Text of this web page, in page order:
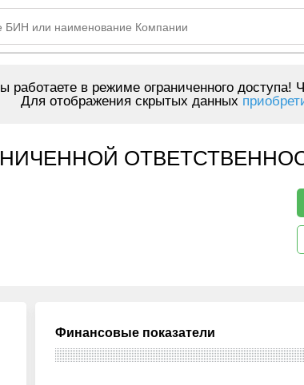
работаете в режиме ограниченного доступа!
Для отображения скрытых данных
Финансовые показатели